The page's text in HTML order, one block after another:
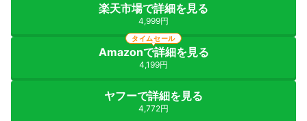
楽天市場で詳細を見る
4,999円
Amazonで詳細を見る
4,199円
タイムセール
ヤフーで詳細を見る
4,772円